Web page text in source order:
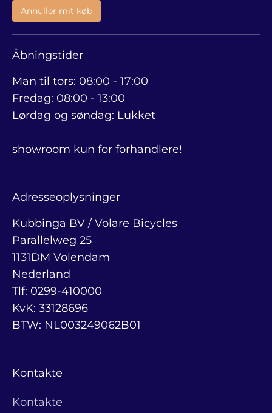
Annuller mit køb
Åbningstider
Man til tors: 08:00 - 17:00
Fredag: 08:00 - 13:00
Lørdag og søndag: Lukket
showroom kun for forhandlere!
Adresseoplysninger
Kubbinga BV / Volare Bicycles
Parallelweg 25
1131DM Volendam
Nederland
Tlf: 0299-410000
KvK: 33128696
BTW: NL003249062B01
Kontakte
Kontakte